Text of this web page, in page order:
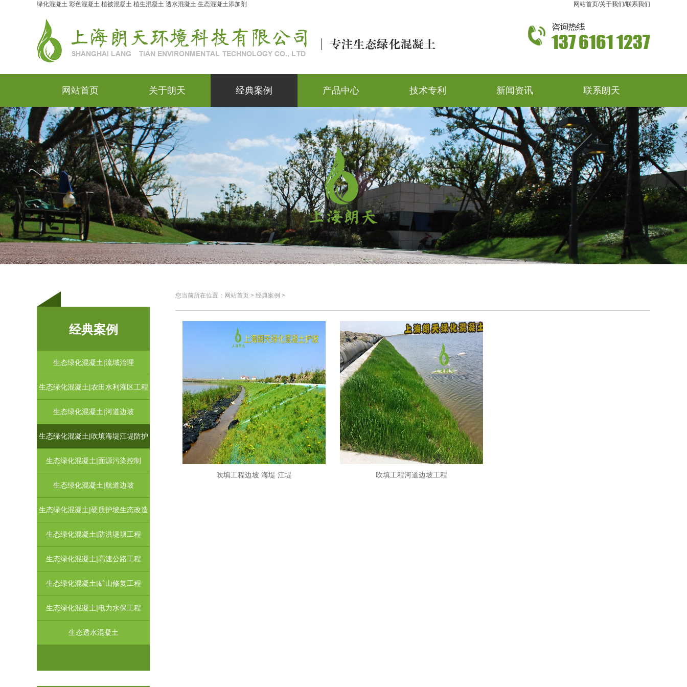
绿化混凝土 彩色混凝土 植被混凝土 植生混凝土 透水混凝土 生态混凝土添加剂 网站首页/关于我们/联系我们
网站首页 关于朗天 经典案例 产品中心 技术专利 新闻资讯 联系朗天
经典案例
生态绿化混凝土|流域治理
生态绿化混凝土|农田水利灌区工程
生态绿化混凝土|河道边坡
生态绿化混凝土|吹填海堤江堤防护
生态绿化混凝土|面源污染控制
生态绿化混凝土|航道边坡
生态绿化混凝土|硬质护坡生态改造
生态绿化混凝土|防洪堤坝工程
生态绿化混凝土|高速公路工程
生态绿化混凝土|矿山修复工程
生态绿化混凝土|电力水保工程
生态透水混凝土
您当前所在位置：网站首页 > 经典案例 >
吹填工程边坡 海堤 江堤 吹填工程河道边坡工程